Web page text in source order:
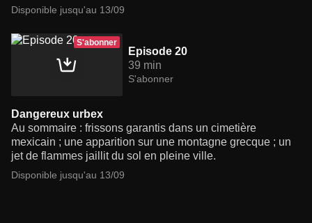
Disponible jusqu'au 13/09
S'abonner
Episode 20
39 min
S'abonner
Dangereux urbex
Au sommaire : frissons garantis dans un cimetière
mexicain ; une apparition sur une montagne grecque ; un
jet de flammes jaillit du sol en pleine ville.
Disponible jusqu'au 13/09